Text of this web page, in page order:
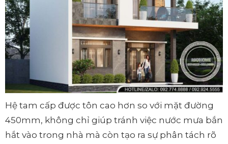
Hệ tam cấp được tôn cao hơn so với mặt đường
450mm, không chỉ giúp tránh việc nước mưa bắn
hắt vào trong nhà mà còn tạo ra sự phân tách rõ